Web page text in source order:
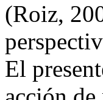
(Roiz,
El